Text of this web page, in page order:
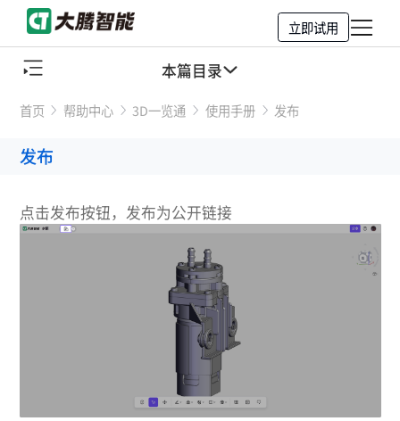
立即试用
本篇目录
首页 帮助中心 3D一览通 使用手册 发布
发布
点击发布按钮，发布为公开链接
设置发布参数
发布链接